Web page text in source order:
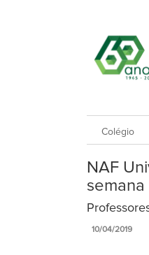
Colégio
NAF
semana
10/04/2019